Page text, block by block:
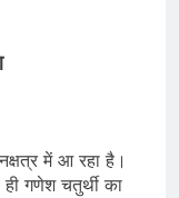
में आ रहा है।
ही गणेश चतुर्थी का